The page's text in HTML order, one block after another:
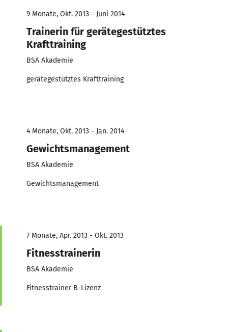
9 Monate, Okt. 2013 - Juni 2014
Trainerin für gerätegestütztes
Krafttraining
BSA Akademie
gerätegestütztes Krafttraining
4 Monate, Okt. 2013 - Jan. 2014
Gewichtsmanagement
BSA Akademie
Gewichtsmanagement
7 Monate, Apr. 2013 - Okt. 2013
Fitnesstrainerin
BSA Akademie
Fitnesstrainer B-Lizenz